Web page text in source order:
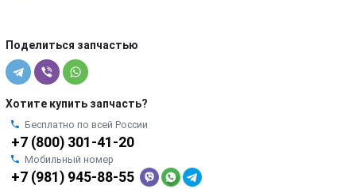
Поделиться запчастью
Хотите купить запчасть?
Бесплатно по всей России
+7 (800) 301-41-20
Мобильный номер
+7 (981) 945-88-55